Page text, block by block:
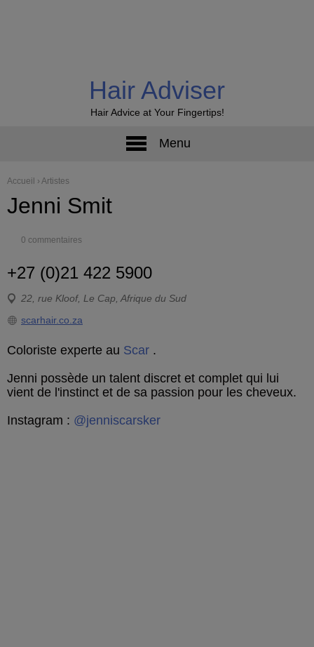
Hair Adviser
Hair Advice at Your Fingertips!
Menu
Accueil › Artistes
Jenni Smit
0 commentaires
+27 (0)21 422 5900
22, rue Kloof, Le Cap, Afrique du Sud
scarhair.co.za
Coloriste experte au Scar .
Jenni possède un talent discret et complet qui lui
vient de l'instinct et de sa passion pour les cheveux.
Instagram : @jenniscarsker